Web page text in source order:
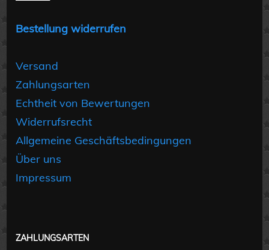
Bestellung widerrufen
Versand
Zahlungsarten
Echtheit von Bewertungen
Widerrufsrecht
Allgemeine Geschäftsbedingungen
Über uns
Impressum
ZAHLUNGSARTEN